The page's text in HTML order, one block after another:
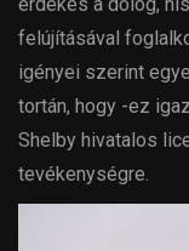
felújításával
igényei szerint
tortán, hogy -ez
Shelby hivatalos
tevékenységre.